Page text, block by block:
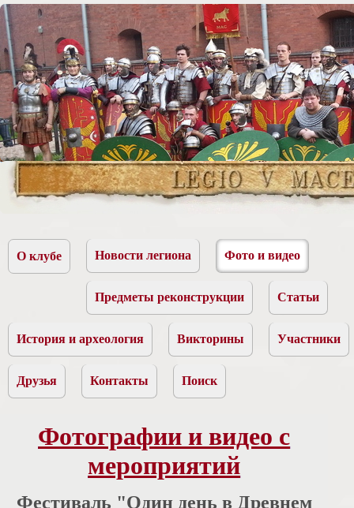
О клубе Новости легиона Фото и видео
Предметы реконструкции Статьи
История и археология Викторины Участники
Друзья Контакты Поиск
Фотографии и видео с
мероприятий
Фестиваль "Один день в Древнем